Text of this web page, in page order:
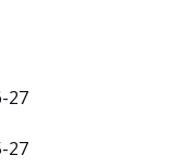
27
27